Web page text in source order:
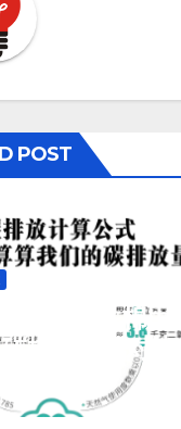
POST
Sim仿生棉用水
碳排放数据对比